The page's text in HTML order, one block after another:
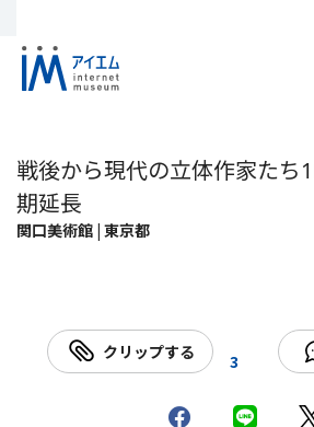
戦後から現代の立体作家た
期延長
関口美術館 | 東京都
クリップする 3